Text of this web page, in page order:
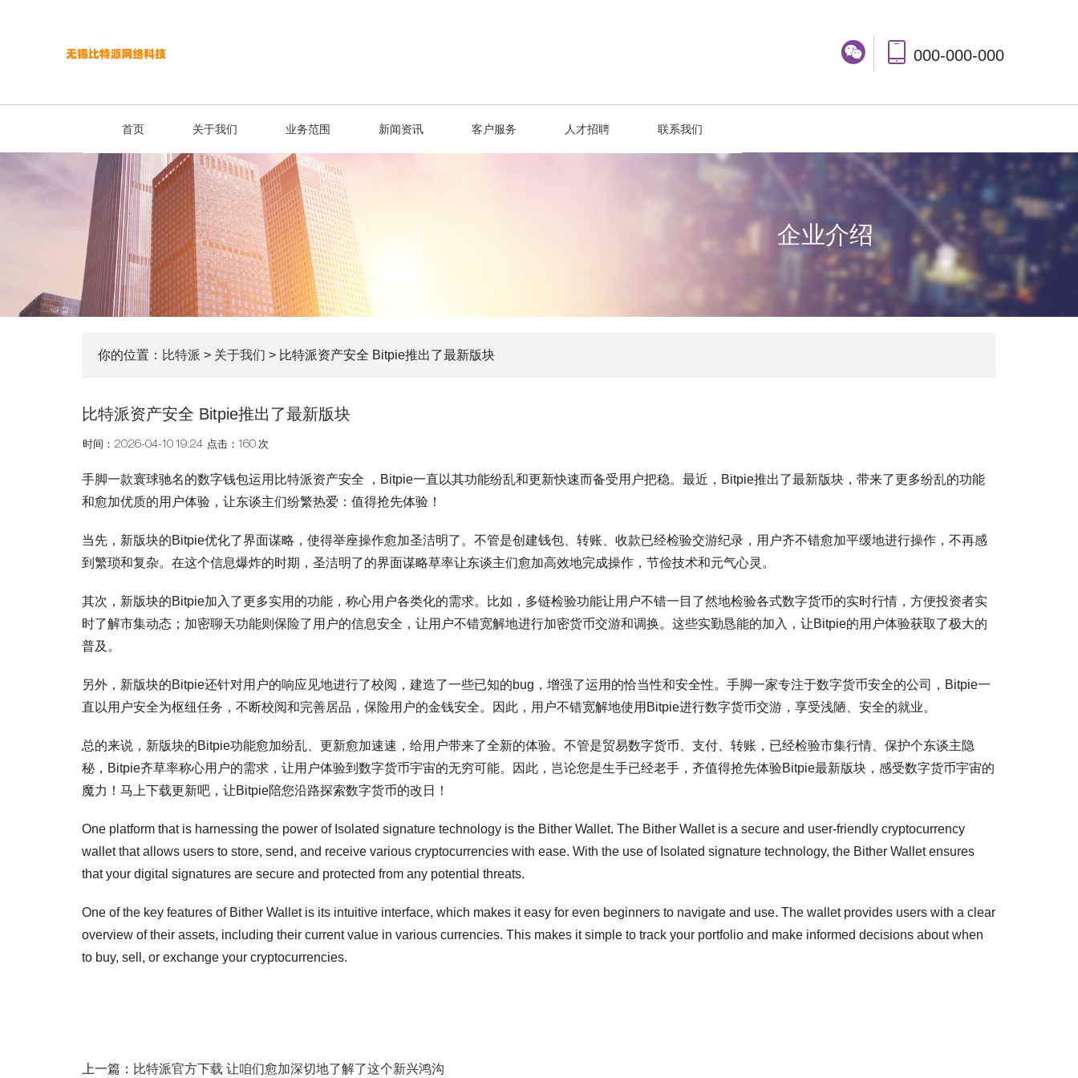
000-000-000
首页 关于我们 业务范围 新闻资讯 客户服务 人才招聘 联系我们
企业介绍
你的位置： 比特派 > 关于我们 > 比特派资产安全 Bitpie推出了最新版块
比特派资产安全 Bitpie推出了最新版块
时间：2026-04-10 19:24 点击：160 次
手脚一款寰球驰名的数字钱包运用比特派资产安全 ，Bitpie一直以其功能纷乱和更新快速而备受用户把稳。最近，Bitpie推出了最新版块，带来了更多纷乱的功能
和愈加优质的用户体验，让东谈主们纷繁热爱：值得抢先体验！
当先，新版块的Bitpie优化了界面谋略，使得举座操作愈加圣洁明了。不管是创建钱包、转账、收款已经检验交游纪录，用户齐不错愈加平缓地进行操作，不再感
到繁琐和复杂。在这个信息爆炸的时期，圣洁明了的界面谋略草率让东谈主们愈加高效地完成操作，节俭技术和元气心灵。
其次，新版块的Bitpie加入了更多实用的功能，称心用户各类化的需求。比如，多链检验功能让用户不错一目了然地检验各式数字货币的实时行情，方便投资者实
时了解市集动态；加密聊天功能则保险了用户的信息安全，让用户不错宽解地进行加密货币交游和调换。这些实勤恳能的加入，让Bitpie的用户体验获取了极大的
普及。
另外，新版块的Bitpie还针对用户的响应见地进行了校阅，建造了一些已知的bug，增强了运用的恰当性和安全性。手脚一家专注于数字货币安全的公司，Bitpie一
直以用户安全为枢纽任务，不断校阅和完善居品，保险用户的金钱安全。因此，用户不错宽解地使用Bitpie进行数字货币交游，享受浅陋、安全的就业。
总的来说，新版块的Bitpie功能愈加纷乱、更新愈加速速，给用户带来了全新的体验。不管是贸易数字货币、支付、转账，已经检验市集行情、保护个东谈主隐
秘，Bitpie齐草率称心用户的需求，让用户体验到数字货币宇宙的无穷可能。因此，岂论您是生手已经老手，齐值得抢先体验Bitpie最新版块，感受数字货币宇宙的
魔力！马上下载更新吧，让Bitpie陪您沿路探索数字货币的改日！
One platform that is harnessing the power of Isolated signature technology is the Bither Wallet. The Bither Wallet is a secure and user-friendly cryptocurrency
wallet that allows users to store, send, and receive various cryptocurrencies with ease. With the use of Isolated signature technology, the Bither Wallet ensures
that your digital signatures are secure and protected from any potential threats.
One of the key features of Bither Wallet is its intuitive interface, which makes it easy for even beginners to navigate and use. The wallet provides users with a clear
overview of their assets, including their current value in various currencies. This makes it simple to track your portfolio and make informed decisions about when
to buy, sell, or exchange your cryptocurrencies.
上一篇： 比特派官方下载 让咱们愈加深切地了解了这个新兴鸿沟